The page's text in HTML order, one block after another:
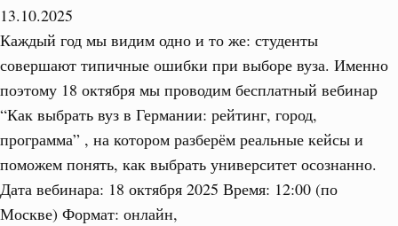
13.10.2025
Каждый год мы видим одно и то же: студенты
совершают типичные ошибки при выборе вуза. Именно
поэтому 18 октября мы проводим бесплатный вебинар
“Как выбрать вуз в Германии: рейтинг, город,
программа” , на котором разберём реальные кейсы и
поможем понять, как выбрать университет осознанно.
Дата вебинара: 18 октября 2025 Время: 12:00 (по
Москве) Формат: онлайн,